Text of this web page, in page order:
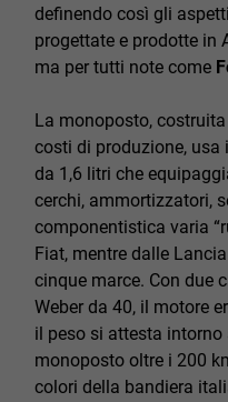
definendo così gli
progettate e prodotte in
ma per tutti note come
La monoposto,
costi di produzione, usa
da 1,6 litri che
cerchi, ammortizzatori,
componentistica varia
Fiat, mentre dalle
cinque marce. Con due
Weber da 40, il motore
il peso si attesta intorno
monoposto oltre i 200
colori della bandiera